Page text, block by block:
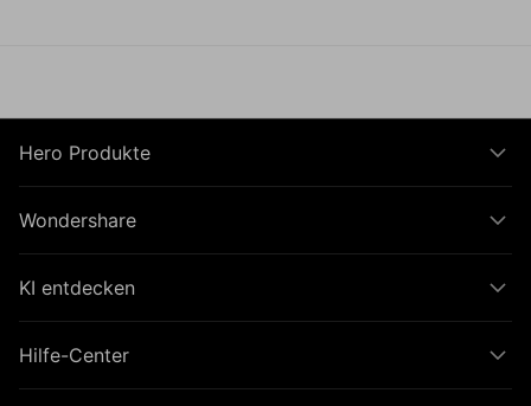
Hero Produkte
Wondershare
KI entdecken
Hilfe-Center